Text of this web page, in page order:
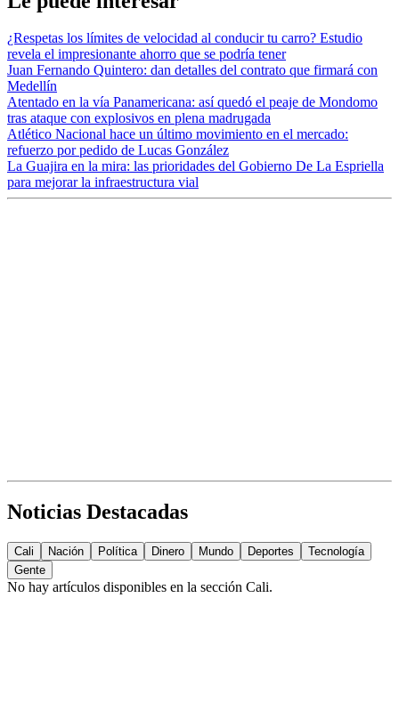
¿Respetas los límites de velocidad al conducir tu carro? Estudio
revela el impresionante ahorro que se podría tener
Juan Fernando Quintero: dan detalles del contrato que firmará con
Medellín
Atentado en la vía Panamericana: así quedó el peaje de Mondomo
tras ataque con explosivos en plena madrugada
Atlético Nacional hace un último movimiento en el mercado:
refuerzo por pedido de Lucas González
La Guajira en la mira: las prioridades del Gobierno De La Espriella
para mejorar la infraestructura vial
Noticias Destacadas
Cali Nación Política Dinero Mundo Deportes
Tecnología
Gente
No hay artículos disponibles en la sección Cali.